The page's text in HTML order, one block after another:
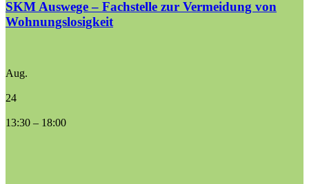
SKM Auswege – Fachstelle zur Vermeidung von
Wohnungslosigkeit
Aug.
24
13:30 – 18:00